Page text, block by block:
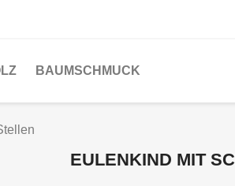
BAUMSCHMUCK
EULENKIND MIT